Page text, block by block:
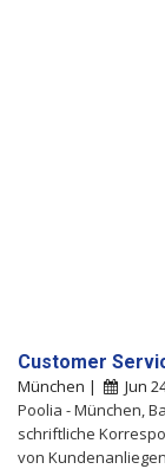
Customer
München | Jun
Poolia - München,
schriftliche
von